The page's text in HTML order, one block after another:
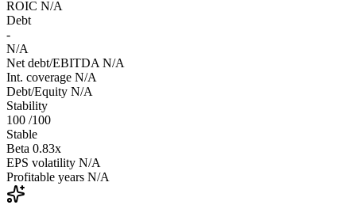
ROIC N/A
Debt
-
N/A
Net debt/EBITDA N/A
Int. coverage N/A
Debt/Equity N/A
Stability
100 /100
Stable
Beta 0.83x
EPS volatility N/A
Profitable years N/A